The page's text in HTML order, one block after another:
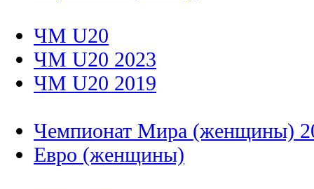
ЧМ U20
ЧМ U20 2023
ЧМ U20 2019
Чемпионат Мира (женщины)
Евро (женщины)